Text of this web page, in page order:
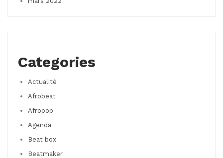
Categories
Actualité
Afrobeat
Afropop
Agenda
Beat box
Beatmaker